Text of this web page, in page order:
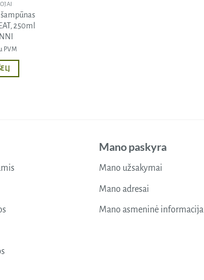
250ml
PVM
Mano paskyra
Mano užsakymai
Mano adresai
Mano asmeninė informacija